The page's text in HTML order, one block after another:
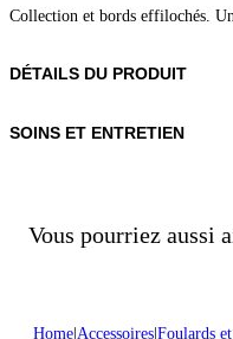
Collection et bords effilochés.
DÉTAILS DU PRODUIT
Matériel:MATERIAU 1
SOINS ET ENTRETIEN
Ne pas traiter avec du
Nettoyer délicatement à
Vous pourriez aussi
Home Accessoires Foulards